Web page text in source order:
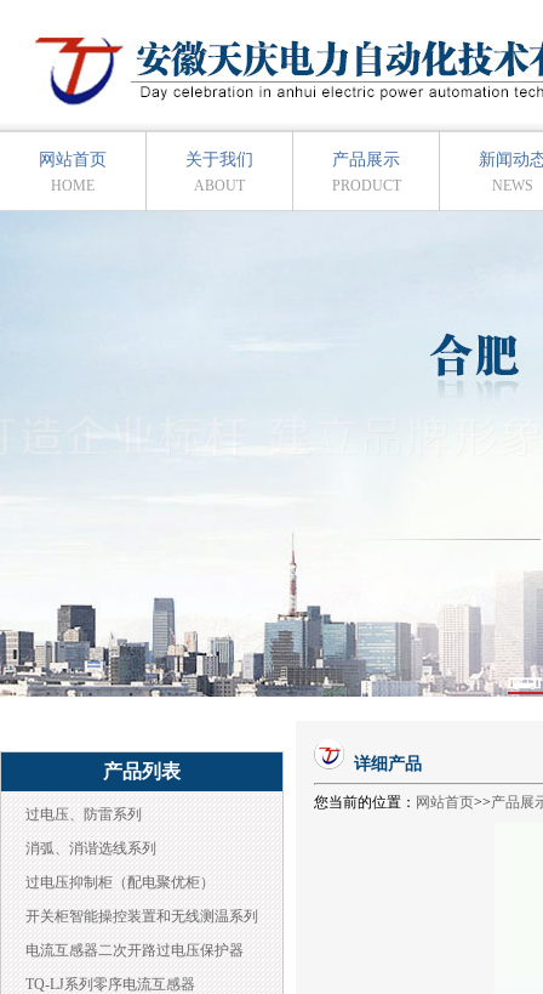
网站首页
HOME
关于我们
ABOUT
产品展示
PRODUCT
新闻动
NEWS
产品列表
过电压、防雷系列
消弧、消谐选线系列
过电压抑制柜（配电聚优柜）
开关柜智能操控装置和无线测温系列
电流互感器二次开路过电压保护器
TQ-LJ系列零序电流互感器
详细产品
您当前的位置： 网站首页>>产品展